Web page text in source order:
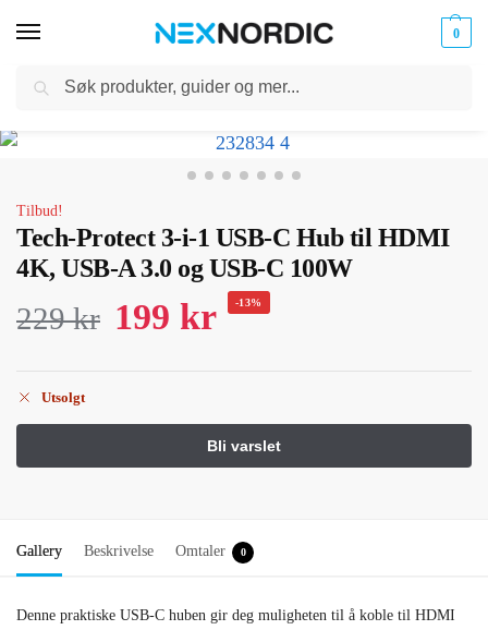
0
til
Kabler
Tilbud!
Tech-Protect 3-i-1 USB-C Hub til HDMI
4K, USB-A 3.0 og USB-C 100W
229kr 199 kr -13%
Utsolgt
Gallery Beskrivelse Omtaler 0
Denne praktiske USB-C huben gir deg muligheten til å koble til HDMI